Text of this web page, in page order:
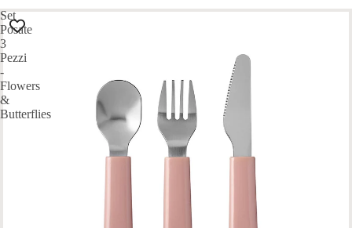
Set
Posate
3
Pezzi
-
Flowers
&
Butterflies